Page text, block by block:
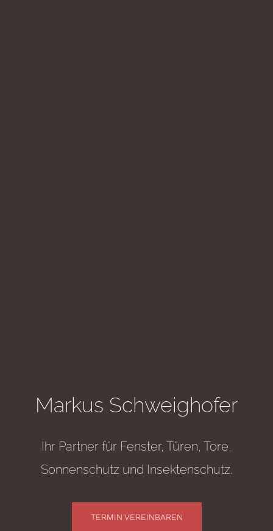
Markus Schweighofer
Ihr Partner für Fenster, Türen, Tore,
Sonnenschutz und Insektenschutz.
TERMIN VEREINBAREN